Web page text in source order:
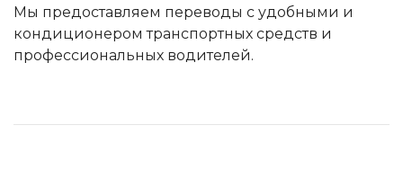
Мы предоставляем переводы с удобными и
кондиционером транспортных средств и
профессиональных водителей.